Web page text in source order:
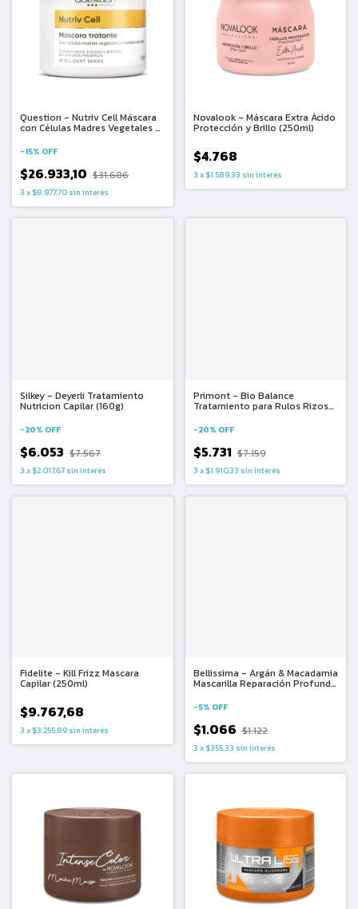
Question - Nutriv Cell Máscara
con Células Madres Vegetales y
-15% OFF
$26.933,10 $31.686
3 x $8.977,70 sin interés
Novalook - Máscara Extra Ácido
Protección y Brillo (250ml)
$4.768
3 x $1.589,33 sin interés
Silkey - Deyerli Tratamiento
Nutricion Capilar (160g)
-20% OFF
$6.053 $7.567
3 x $2.017,67 sin interés
Primont - Bio Balance
Tratamiento para Rulos Rizos
-20% OFF
$5.731 $7.159
3 x $1.910,33 sin interés
Fidelite - Kill Frizz Mascara
Capilar (250ml)
$9.767,68
3 x $3.255,89 sin interés
Bellissima - Argán & Macadamia
Mascarilla Reparación Profunda
-5% OFF
$1.066 $1.122
3 x $355,33 sin interés